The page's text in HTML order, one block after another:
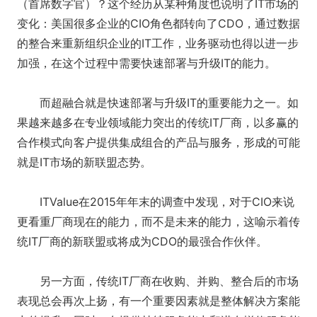
（首席数字官）？这个经历从某种角度也说明了IT市场的
变化：美国很多企业的CIO角色都转向了CDO，通过数据
的整合来重新组织企业的IT工作，业务驱动也得以进一步
加强，在这个过程中需要快速部署与升级IT的能力。
而超融合就是快速部署与升级IT的重要能力之一。如
果越来越多在专业领域能力突出的传统IT厂商，以多赢的
合作模式向客户提供集成组合的产品与服务，形成的可能
就是IT市场的新联盟态势。
ITValue在2015年年末的调查中发现，对于CIO来说
更看重厂商现在的能力，而不是未来的能力，这喻示着传
统IT厂商的新联盟或将成为CDO的最强合作伙伴。
另一方面，传统IT厂商在收购、并购、整合后的市场
表现总会再次上扬，有一个重要因素就是整体解决方案能